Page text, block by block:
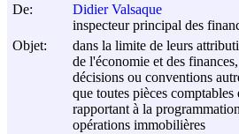
De:
Didier Valsaque
inspecteur principal des
Objet:
dans la limite de leurs
de l'économie et des
décisions ou conventions
que toutes pièces comptables
rapportant à la
opérations immobilières